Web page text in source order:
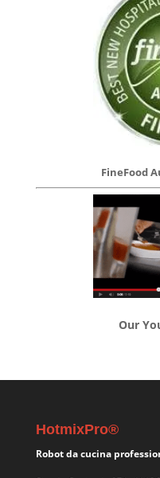
FineFood
Our
HotmixPro®
Robot da cucina